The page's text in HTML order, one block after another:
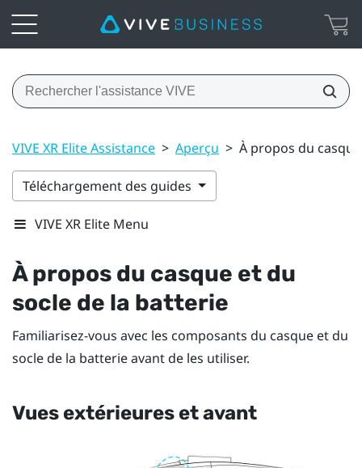
VIVE XR Elite Assistance > Aperçu > À propos du
Téléchargement des guides
VIVE XR Elite Menu
À propos du casque et du
socle de la batterie
Familiarisez-vous avec les composants du casque et du
socle de la batterie avant de les utiliser.
Vues extérieures et avant